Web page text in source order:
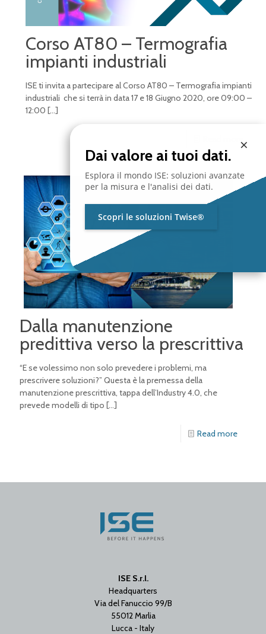
Corso AT80 – Termografia
impianti industriali
ISE ti invita a partecipare al Corso AT80 – Termografia impianti
industriali che si terrà in data 17 e 18 Giugno 2020, ore 09:00 –
12:00 […]
Dalla manutenzione
predittiva verso la prescrittiva
“E se volessimo non solo prevedere i problemi, ma
prescrivere soluzioni?” Questa è la premessa della
manutenzione prescrittiva, tappa dell’Industry 4.0, che
prevede modelli di tipo […]
Read more
ISE S.r.l.
Headquarters
Via del Fanuccio 99/B
55012 Marlia
Lucca - Italy
×
Dai valore ai tuoi dati.
Esplora il mondo ISE: soluzioni avanzate
per la misura e l'analisi dei dati.
Scopri le soluzioni Twise®